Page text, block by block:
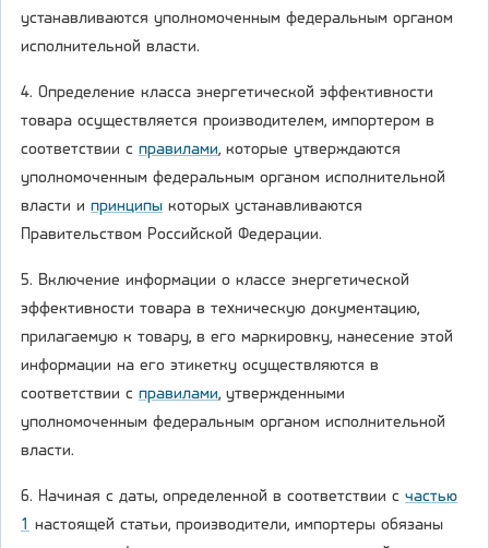
устанавливаются уполномоченным федеральным органом
исполнительной власти.
4. Определение класса энергетической эффективности
товара осуществляется производителем, импортером в
соответствии с правилами, которые утверждаются
уполномоченным федеральным органом исполнительной
власти и принципы которых устанавливаются
Правительством Российской Федерации.
5. Включение информации о классе энергетической
эффективности товара в техническую документацию,
прилагаемую к товару, в его маркировку, нанесение этой
информации на его этикетку осуществляются в
соответствии с правилами, утвержденными
уполномоченным федеральным органом исполнительной
власти.
6. Начиная с даты, определенной в соответствии с частью
1 настоящей статьи, производители, импортеры обязаны